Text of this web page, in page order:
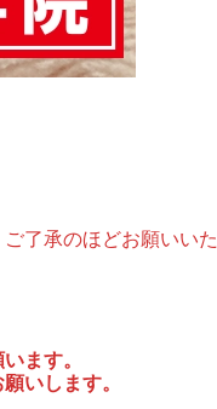
了承のほどお願いいた
ます。
いします。